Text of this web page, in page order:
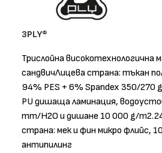
3PLY®
Трислойна високотехнологична
сандвичЛицева страна: тъкан
94% PES + 6% Spandex 350/270
PU дишаща ламинация,
mm/H2O и дишане 10 000 g/
страна: мек и фин микро флийс,
антипилинг